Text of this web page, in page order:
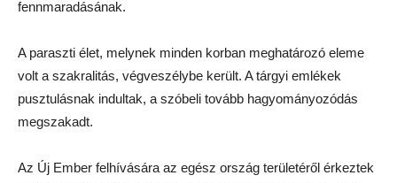
fennmaradásának.
A paraszti élet, melynek minden korban meghatározó eleme
volt a szakralitás, végveszélybe került. A tárgyi emlékek
pusztulásnak indultak, a szóbeli tovább hagyományozódás
megszakadt.
Az Új Ember felhívására az egész ország területéről érkeztek